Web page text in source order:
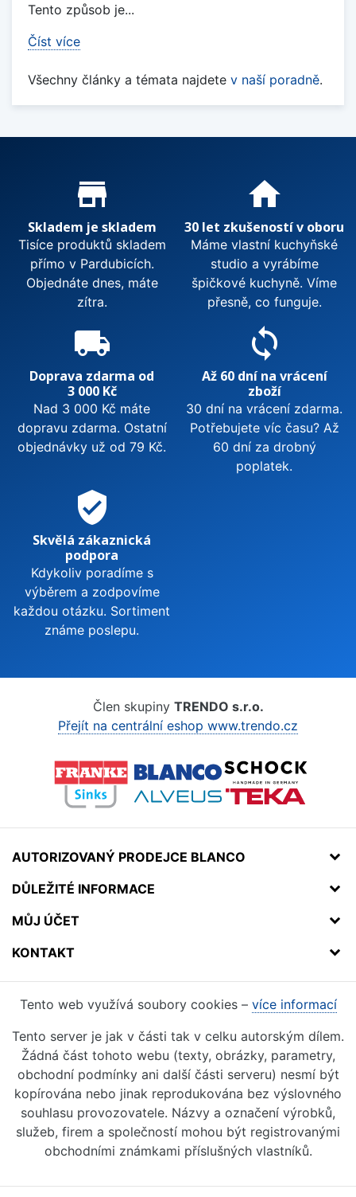
Tento způsob je...
Číst více
Všechny články a témata najdete v naší poradně.
Proč nakupovat u nás?
store_mall_directory
Skladem je skladem
Tisíce produktů skladem
přímo v Pardubicích.
Objednáte dnes, máte
zítra.
home
30 let zkušeností v oboru
Máme vlastní kuchyňské
studio a vyrábíme
špičkové kuchyně. Víme
přesně, co funguje.
local_shipping
Doprava zdarma od
3 000 Kč
Nad 3 000 Kč máte
dopravu zdarma. Ostatní
objednávky už od 79 Kč.
sync
Až 60 dní na vrácení
zboží
30 dní na vrácení zdarma.
Potřebujete víc času? Až
60 dní za drobný
poplatek.
verified_user
Skvělá zákaznická
podpora
Kdykoliv poradíme s
výběrem a zodpovíme
každou otázku. Sortiment
známe poslepu.
Člen skupiny TRENDO s.r.o.
Přejít na centrální eshop www.trendo.cz
AUTORIZOVANÝ PRODEJCE BLANCO
DŮLEŽITÉ INFORMACE
MŮJ ÚČET
KONTAKT
Tento web využívá soubory cookies – více informací
Tento server je jak v části tak v celku autorským dílem.
Žádná část tohoto webu (texty, obrázky, parametry,
obchodní podmínky ani další části serveru) nesmí být
kopírována nebo jinak reprodukována bez výslovného
souhlasu provozovatele. Názvy a označení výrobků,
služeb, firem a společností mohou být registrovanými
obchodními známkami příslušných vlastníků.